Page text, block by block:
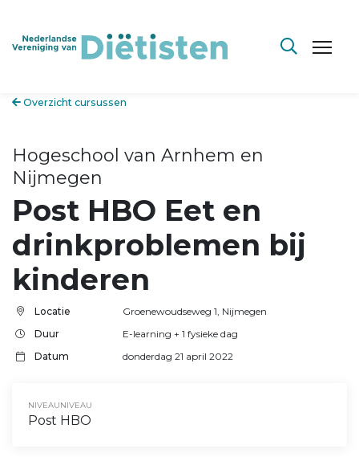
Overzicht cursussen
Hogeschool van Arnhem en
Nijmegen
Post HBO Eet en
drinkproblemen bij
kinderen
Locatie
Groenewoudseweg 1, Nijmegen
Duur
E-learning + 1 fysieke dag
Datum
donderdag 21 april 2022
NIVEAUNIVEAU
Post HBO